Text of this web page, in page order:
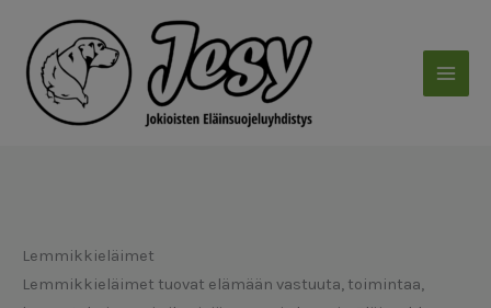
sisältöön
Lemmikkieläimet
Lemmikkieläimet tuovat elämään vastuuta, toimintaa,